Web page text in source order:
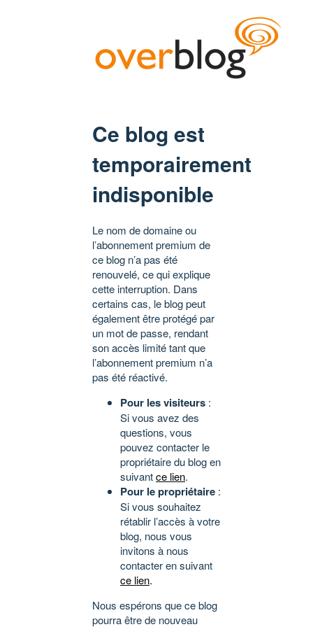
Ce blog est
temporairement
indisponible
Le nom de domaine ou
l’abonnement premium de
ce blog n’a pas été
renouvelé, ce qui explique
cette interruption. Dans
certains cas, le blog peut
également être protégé par
un mot de passe, rendant
son accès limité tant que
l’abonnement premium n’a
pas été réactivé.
Pour les visiteurs :
Si vous avez des
questions, vous
pouvez contacter le
propriétaire du blog en
suivantce lien.
Pour le propriétaire :
Si vous souhaitez
rétablir l’accès à votre
blog, nous vous
invitons à nous
contacter en suivant
ce lien.
Nous espérons que ce blog
pourra être de nouveau